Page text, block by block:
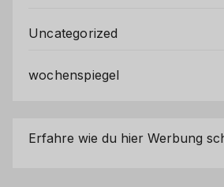
Uncategorized
wochenspiegel
Erfahre wie du hier Werbung